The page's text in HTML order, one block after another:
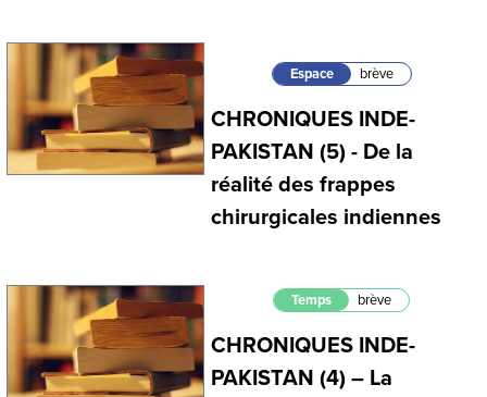
Espace brève
CHRONIQUES INDE-
PAKISTAN (5) - De la
réalité des frappes
chirurgicales indiennes
Temps brève
CHRONIQUES INDE-
PAKISTAN (4) – La